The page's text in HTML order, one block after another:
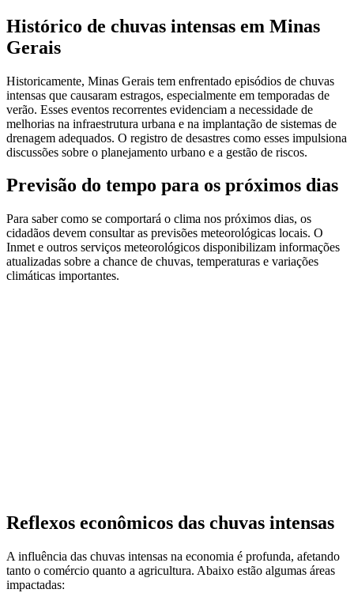
Histórico de chuvas intensas em Minas
Gerais
Historicamente, Minas Gerais tem enfrentado episódios de chuvas
intensas que causaram estragos, especialmente em temporadas de
verão. Esses eventos recorrentes evidenciam a necessidade de
melhorias na infraestrutura urbana e na implantação de sistemas de
drenagem adequados. O registro de desastres como esses impulsiona
discussões sobre o planejamento urbano e a gestão de riscos.
Previsão do tempo para os próximos dias
Para saber como se comportará o clima nos próximos dias, os
cidadãos devem consultar as previsões meteorológicas locais. O
Inmet e outros serviços meteorológicos disponibilizam informações
atualizadas sobre a chance de chuvas, temperaturas e variações
climáticas importantes.
Reflexos econômicos das chuvas intensas
A influência das chuvas intensas na economia é profunda, afetando
tanto o comércio quanto a agricultura. Abaixo estão algumas áreas
impactadas: